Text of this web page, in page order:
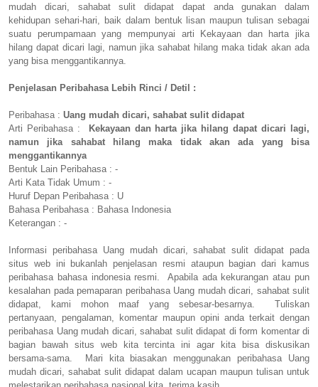
mudah dicari, sahabat sulit didapat dapat anda gunakan dalam
kehidupan sehari-hari, baik dalam bentuk lisan maupun tulisan sebagai
suatu perumpamaan yang mempunyai arti Kekayaan dan harta jika
hilang dapat dicari lagi, namun jika sahabat hilang maka tidak akan ada
yang bisa menggantikannya.
Penjelasan Peribahasa Lebih Rinci / Detil :
Peribahasa : Uang mudah dicari, sahabat sulit didapat
Arti Peribahasa :
Kekayaan dan harta jika hilang dapat dicari lagi,
namun jika sahabat hilang maka tidak akan ada yang bisa
menggantikannya
Bentuk Lain Peribahasa : -
Arti Kata Tidak Umum : -
Huruf Depan Peribahasa : U
Bahasa Peribahasa : Bahasa Indonesia
Keterangan : -
Informasi peribahasa Uang mudah dicari, sahabat sulit didapat pada
situs web ini bukanlah penjelasan resmi ataupun bagian dari kamus
peribahasa bahasa indonesia resmi. Apabila ada kekurangan atau pun
kesalahan pada pemaparan peribahasa Uang mudah dicari, sahabat sulit
didapat, kami mohon maaf yang sebesar-besarnya. Tuliskan
pertanyaan, pengalaman, komentar maupun opini anda terkait dengan
peribahasa Uang mudah dicari, sahabat sulit didapat di form komentar di
bagian bawah situs web kita tercinta ini agar kita bisa diskusikan
bersama-sama. Mari kita biasakan menggunakan peribahasa Uang
mudah dicari, sahabat sulit didapat dalam ucapan maupun tulisan untuk